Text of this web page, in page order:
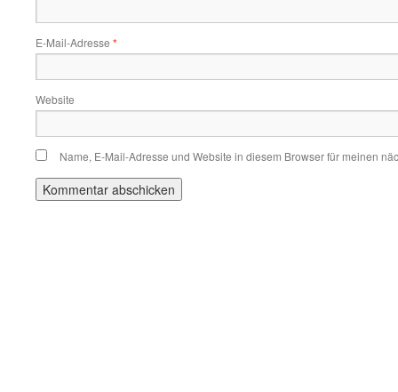
E-Mail-Adresse *
Website
Name, E-Mail-Adresse und Website in diesem Browser für meinen